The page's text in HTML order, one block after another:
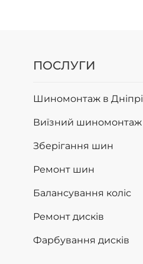
ПОСЛУГИ
Шиномонтаж в Дніпрі
Виїзний шиномонтаж
Зберігання шин
Ремонт шин
Балансування коліс
Ремонт дисків
Фарбування дисків